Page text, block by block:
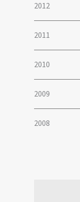
2012
2011
2010
2009
2008